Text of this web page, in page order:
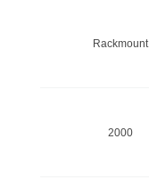
Rackmount
2000